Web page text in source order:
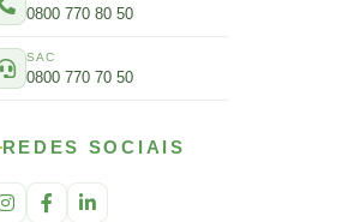
0800 770 80 50
SAC
0800 770 70 50
REDES SOCIAIS